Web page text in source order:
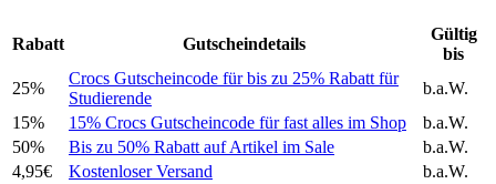
Rabatt Gutscheindetails
Gültig
bis
25%
Crocs Gutscheincode für bis zu 25% Rabatt für
Studierende
b.a.W.
15%
15% Crocs Gutscheincode für fast alles im Shop
b.a.W.
50%
Bis zu 50% Rabatt auf Artikel im Sale
b.a.W.
4,95€
Kostenloser Versand
b.a.W.